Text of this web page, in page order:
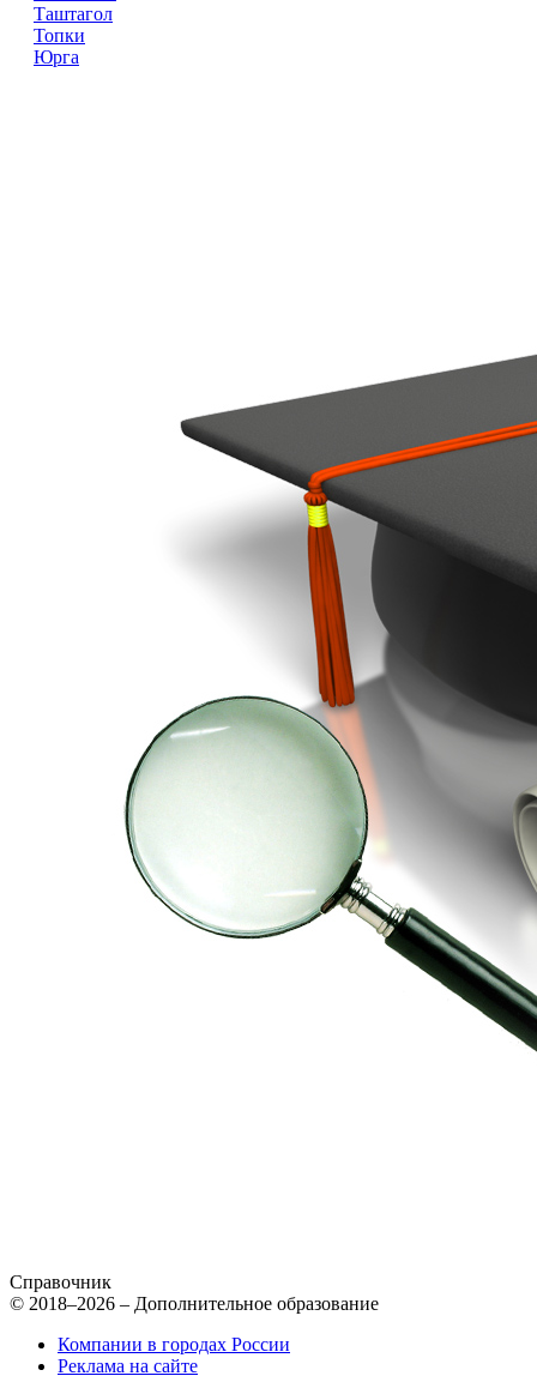
Таштагол
Топки
Юрга
Справочник
© 2018–2026 – Дополнительное образование
Компании в городах России
Реклама на сайте